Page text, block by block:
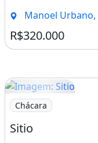
Manoel Urbano,
R$320.000
Imagem: Sitio
Chácara
Sitio